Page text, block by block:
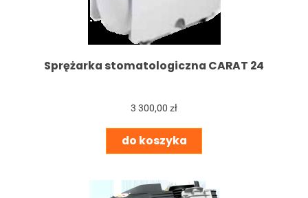
Sprężarka stomatologiczna CARAT 24
3 300,00 zł
do koszyka